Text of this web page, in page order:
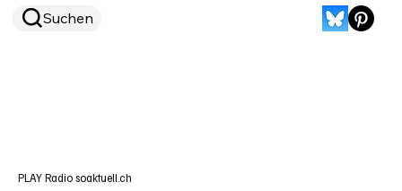
Suchen
PLAY Radio soaktuell.ch